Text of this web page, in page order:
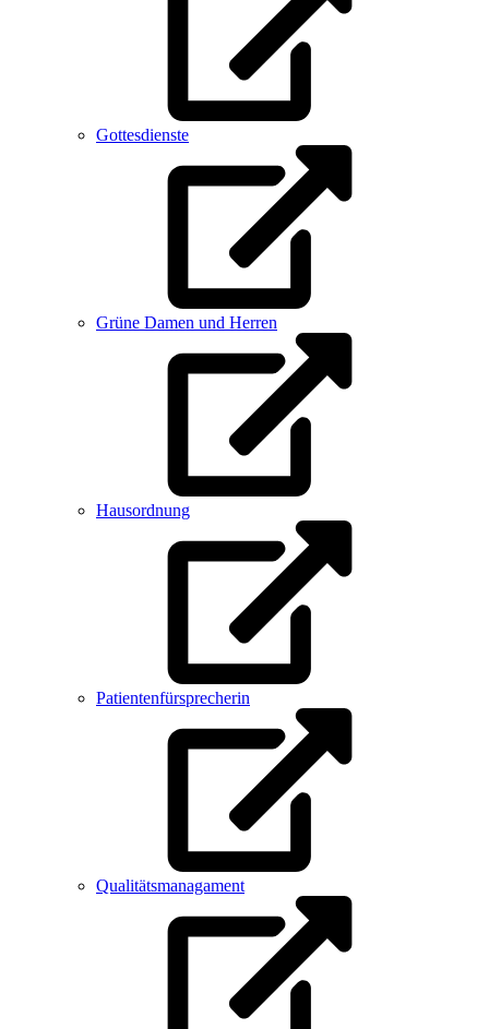
Gottesdienste
Grüne Damen und Herren
Hausordnung
Patientenfürsprecherin
Qualitätsmanagament